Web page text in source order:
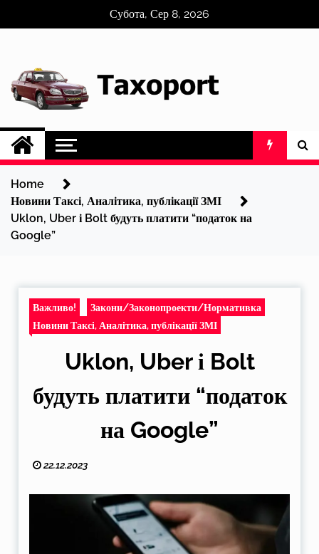
Субота, Сер 8, 2026
Home
Новини Таксі, Аналітика, публікації ЗМІ
Uklon, Uber і Bolt будуть платити “податок на
Google”
Важливо!
Закони/Законопроекти/Нормативка
Новини Таксі, Аналітика, публікації ЗМІ
Uklon, Uber і Bolt
будуть платити “податок
на Google”
22.12.2023